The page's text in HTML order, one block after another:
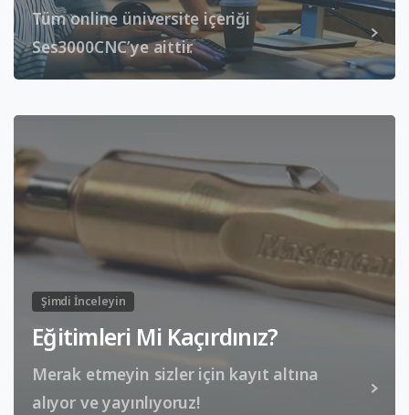
Tüm online üniversite içeriği
Ses3000CNC’ye aittir.
Şimdi İnceleyin
Eğitimleri Mi Kaçırdınız?
Merak etmeyin sizler için kayıt altına
alıyor ve yayınlıyoruz!